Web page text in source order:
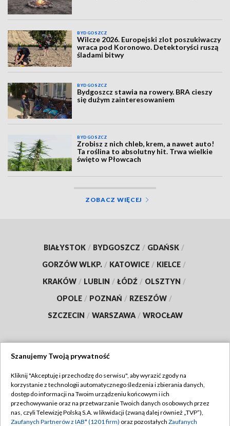
BYDGOSZCZ
Wilcze 2026. Europejski zlot poszukiwaczy
wraca pod Koronowo. Detektoryści ruszą
śladami bitwy
BYDGOSZCZ
Bydgoszcz stawia na rowery. BRA cieszy
się dużym zainteresowaniem
BYDGOSZCZ
Zrobisz z nich chleb, krem, a nawet auto!
Ta roślina to absolutny hit. Trwa wielkie
święto w Płowcach
ZOBACZ WIĘCEJ
BIAŁYSTOK / BYDGOSZCZ / GDAŃSK /
GORZÓW WLKP. / KATOWICE / KIELCE /
KRAKÓW / LUBLIN / ŁÓDŹ / OLSZTYN /
OPOLE / POZNAŃ / RZESZÓW /
SZCZECIN / WARSZAWA / WROCŁAW
TVP
Abonament TVP
Emisja w TVP
Regulamin TVP
Polityka prywatności
Szanujemy Twoją prywatność
Kliknij "Akceptuję i przechodzę do serwisu", aby wyrazić zgody na
korzystanie z technologii automatycznego śledzenia i zbierania danych,
dostęp do informacji na Twoim urządzeniu końcowym i ich
przechowywanie oraz na przetwarzanie Twoich danych osobowych przez
nas, czyli Telewizję Polską S.A. w likwidacji (zwaną dalej również „TVP”),
Zaufanych Partnerów z IAB* (1201 firm) oraz pozostałych Zaufanych